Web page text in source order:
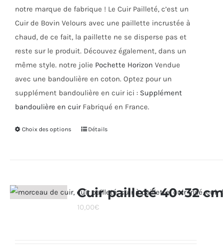
notre marque de fabrique ! Le Cuir Pailleté, c’est un
Cuir de Bovin Velours avec une paillette incrustée à
chaud, de ce fait, la paillette ne se disperse pas et
reste sur le produit. Découvez également, dans un
même style. notre jolie Pochette Horizon Vendue
avec une bandoulière en coton. Optez pour un
supplément bandoulière en cuir ici : Supplément
bandoulière en cuirFabriqué en France.
Choix des options
Ce
variations.
Les
Détails
Cuir pailleté 40×32 cm
10,00€